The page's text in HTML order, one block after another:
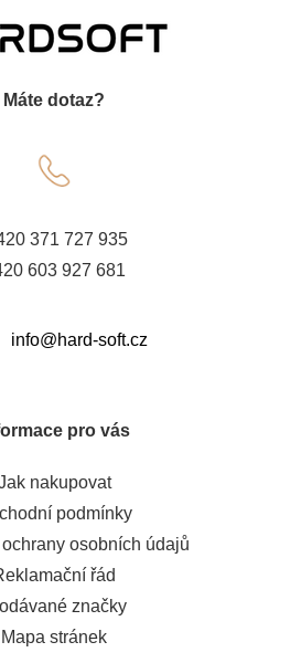
Máte dotaz?
371 727 935
603 927 681
info@hard-soft.cz
pro vás
nakupovat
podmínky
osobních údajů
řád
značky
Mapa stránek